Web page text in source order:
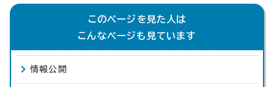
このページを見た人は
こんなページも見ています
情報公開